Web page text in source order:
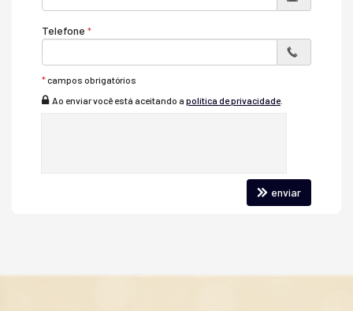
Telefone
*campos obrigatórios
Ao enviar você está aceitando a política de privacidade.
enviar